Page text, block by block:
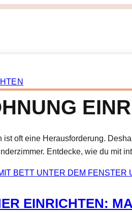
oft eine Herausforderung.
Entdecke, wie du mit
EINRICHTEN: